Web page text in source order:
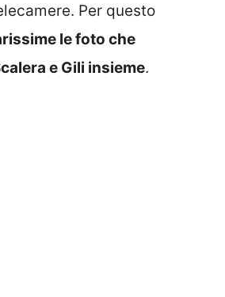
Per questo
le foto che
e Gili insieme.